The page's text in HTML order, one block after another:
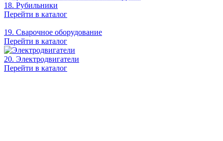
18. Рубильники
Перейти в каталог
19. Сварочное оборудование
Перейти в каталог
20. Электродвигатели
Перейти в каталог